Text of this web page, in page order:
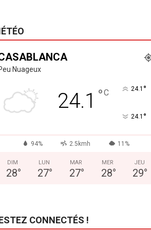
Nuageux
24.1 °C 24.1 °
24.1 °
94% 2.5kmh 11%
DIM
28°
LUN
27°
MAR
27°
MER
28°
JEU
29°
CONNECTÉS !